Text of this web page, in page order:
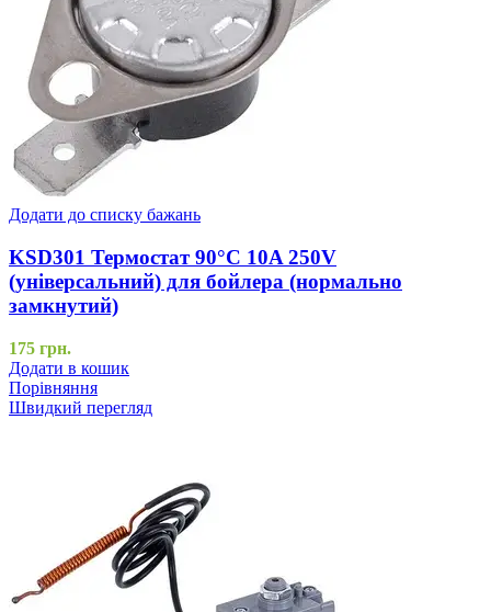
Додати до списку бажань
KSD301 Термостат 90°C 10A 250V
(універсальний) для бойлера (нормально
замкнутий)
175 грн.
Додати в кошик
Порівняння
Швидкий перегляд